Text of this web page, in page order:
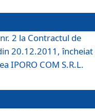
2 la Contractul de
20.12.2011, încheiat
IPORO COM S.R.L.